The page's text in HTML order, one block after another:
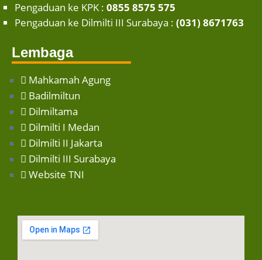
Pengaduan ke KPK : 0855 8575 575
Pengaduan ke Dilmilti III Surabaya : (031) 8671763
Lembaga
Mahkamah Agung
Badilmiltun
Dilmiltama
Dilmilti I Medan
Dilmilti II Jakarta
Dilmilti III Surabaya
Website TNI